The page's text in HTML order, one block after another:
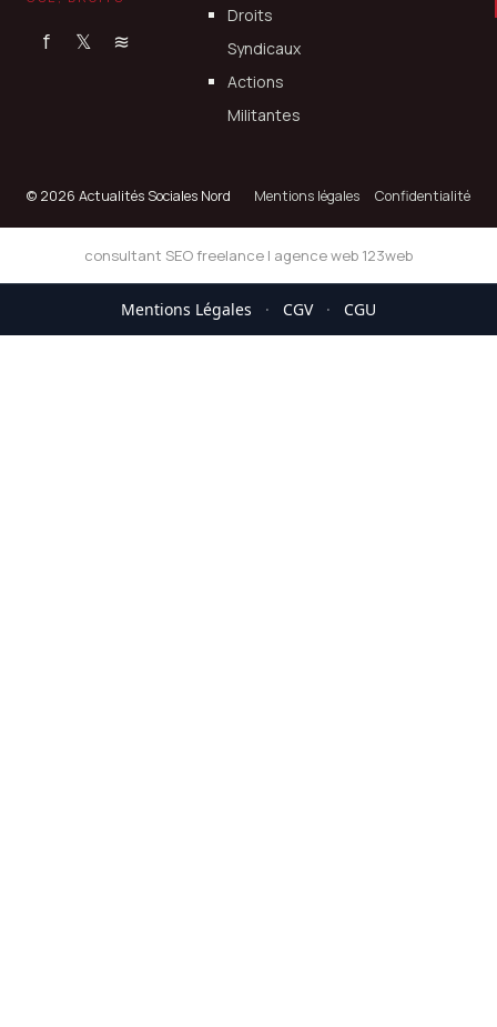
f 𝕏 ≋
Droits
Syndicaux
Actions
Militantes
© 2026 Actualités Sociales Nord Mentions légales Confidentialité
consultant SEO freelance | agence web 123web
Mentions Légales · CGV · CGU